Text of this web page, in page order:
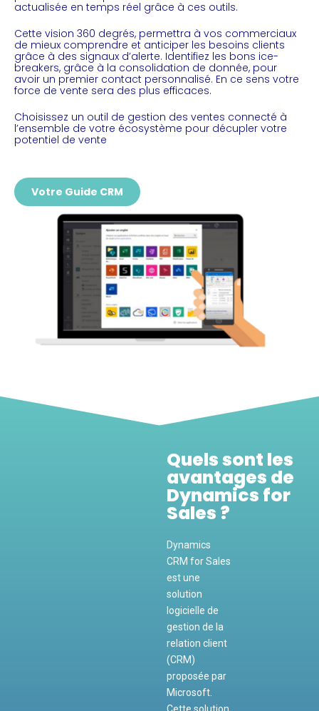
actualisée en temps réel grâce à ces outils.
Cette vision 360 degrés, permettra à vos commerciaux
de mieux comprendre et anticiper les besoins clients
grâce à des signaux d’alerte. Identifiez les bons ice-
breakers, grâce à la consolidation de donnée, pour
avoir un premier contact personnalisé. En ce sens votre
force de vente sera des plus efficaces.
Choisissez un outil de gestion des ventes connecté à
l’ensemble de votre écosystème pour décupler votre
potentiel de vente
Votre Guide CRM
Quels sont les
avantages de
Dynamics for
Sales ?
Dynamics
CRM for Sales
est une
solution
logicielle de
gestion de la
relation client
(CRM)
proposée par
Microsoft.